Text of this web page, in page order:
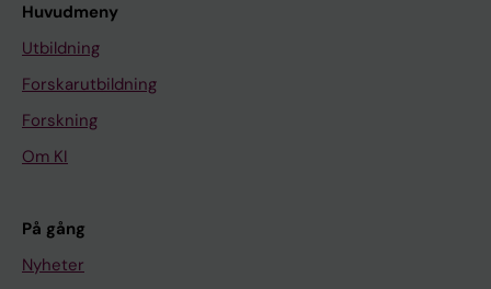
Huvudmeny
Utbildning
Forskarutbildning
Forskning
Om KI
På gång
Nyheter